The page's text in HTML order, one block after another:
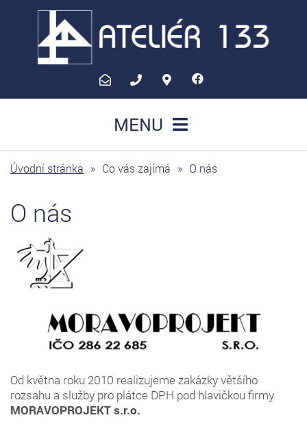
atelier133@atelier133.cz
+420
334
Olomoucká
783
Velký
Újezd
MENU
Úvodní stránka » Co vás zajímá » O nás
O nás
Od května roku 2010 realizujeme zakázky většího
rozsahu a služby pro plátce DPH pod hlavičkou firmy
MORAVOPROJEKT s.r.o.